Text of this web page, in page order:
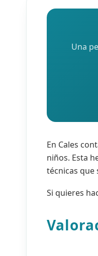
Una
En Cales
niños. Esta
técnicas que
Si quieres